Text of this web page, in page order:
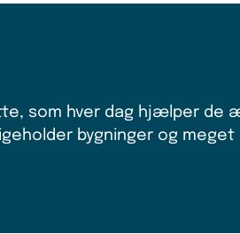
som hver dag hjælper
bygninger og meget
stillinger.
netop nu. Du kan